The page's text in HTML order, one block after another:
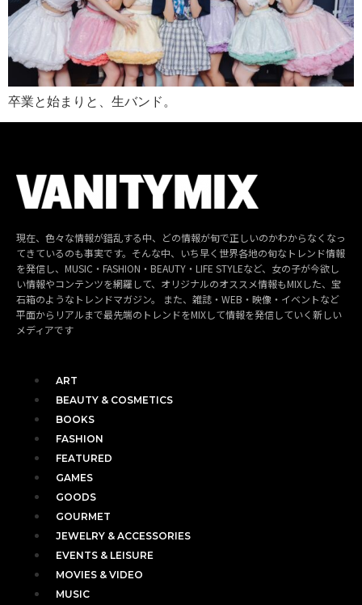
卒業と始まりと、生バンド。
現在、色々な情報が錯乱する中、どの情報が旬で正しいのかわからなくなっ
てきているのも事実です。そんな中、いち早く世界各地の旬なトレンド情報
を発信し、MUSIC・FASHION・BEAUTY・LIFE STYLEなど、女の子が今欲し
い情報やコンテンツを網羅して、オリジナルのオススメ情報もMIXした、宝
石箱のようなトレンドマガジン。 また、雑誌・WEB・映像・イベントなど
平面からリアルまで最先端のトレンドをMIXして情報を発信していく新しい
メディアです
ART
BEAUTY & COSMETICS
BOOKS
FASHION
FEATURED
GAMES
GOODS
GOURMET
JEWELRY & ACCESSORIES
EVENTS & LEISURE
MOVIES & VIDEO
MUSIC